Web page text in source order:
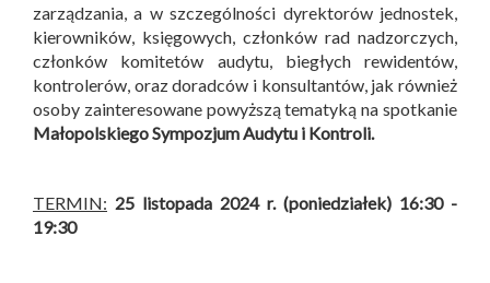
zarządzania, a w szczególności dyrektorów jednostek,
kierowników, księgowych, członków rad nadzorczych,
członków komitetów audytu, biegłych rewidentów,
kontrolerów, oraz doradców i konsultantów, jak również
osoby zainteresowane powyższą tematyką na spotkanie
Małopolskiego Sympozjum Audytu i Kontroli.
TERMIN: 25 listopada 2024 r. (poniedziałek) 16:30 -
19:30